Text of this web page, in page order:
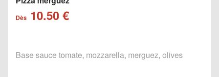
Dès 10.50 €
Base sauce tomate, mozzarella, merguez, olives